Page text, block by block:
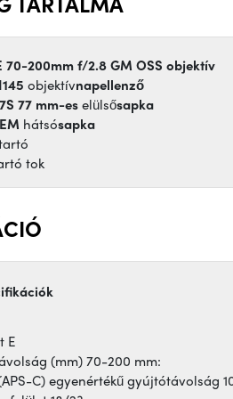
70-200mm f/2.8 GM OSS objektív
objektívnapellenző
77 mm-eselülsősapka
hátsósapka
tok
E
(mm) 70-200 mm:
C) egyenértékű gyújtótávolság